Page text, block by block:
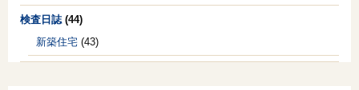
検査日誌 (44)
新築住宅 (43)